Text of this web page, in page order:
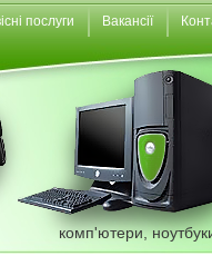
послуги Вакансії
комп'ютери,